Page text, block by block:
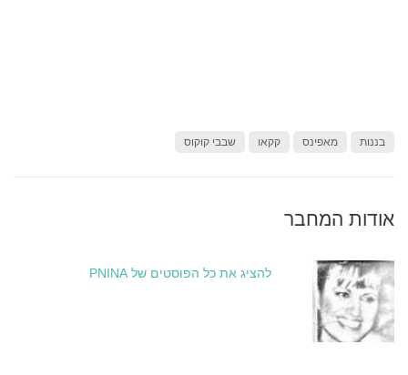
בננות מאפינס קקאו שבבי קוקוס
אודות המחבר
להציג את כל הפוסטים של PNINA